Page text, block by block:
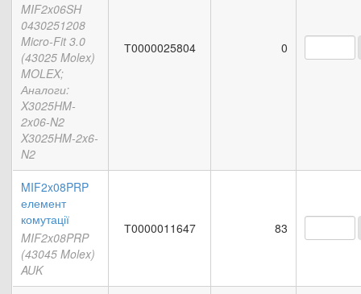
MIF2x06SH
0430251208
Micro-Fit 3.0
(43025 Molex)
MOLEX;
Аналоги:
X3025HM-
2x06-N2
X3025HM-2x6-
N2
Т0000025804 0
MIF2x08PRP
елемент
комутації
MIF2x08PRP
(43045 Molex)
AUK
Т0000011647 83